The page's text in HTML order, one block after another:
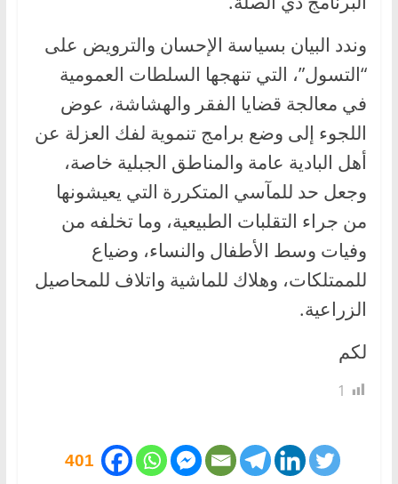
وندد البيان بسياسة الإحسان والترويض على
“التسول”، التي تنهجها السلطات العمومية
في معالجة قضايا الفقر والهشاشة، عوض
اللجوء إلى وضع برامج تنموية لفك العزلة عن
أهل البادية عامة والمناطق الجبلية خاصة،
وجعل حد للمآسي المتكررة التي يعيشونها
من جراء التقلبات الطبيعية، وما تخلفه من
وفيات وسط الأطفال والنساء، وضياع
للممتلكات، وهلاك للماشية واتلاف للمحاصيل
الزراعية.
لكم
1
401